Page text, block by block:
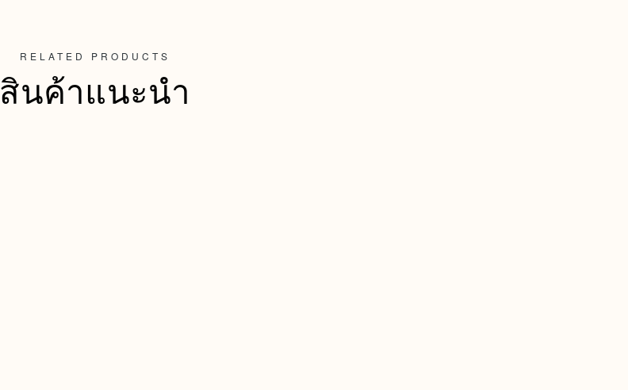
RELATED PRODUCTS
สินค้าแนะนำ